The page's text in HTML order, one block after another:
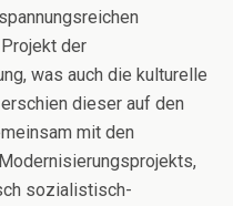
der
was auch die kulturelle
dieser auf den
mit den
sozialistisch-